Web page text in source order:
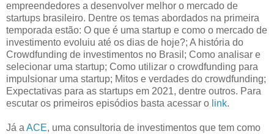
empreendedores a desenvolver melhor o mercado de
startups brasileiro. Dentre os temas abordados na primeira
temporada estão: O que é uma startup e como o mercado de
investimento evoluiu até os dias de hoje?; A história do
Crowdfunding de investimentos no Brasil; Como analisar e
selecionar uma startup; Como utilizar o crowdfunding para
impulsionar uma startup; Mitos e verdades do crowdfunding;
Expectativas para as startups em 2021, dentre outros. Para
escutar os primeiros episódios basta acessar o link.
Já aACE, uma consultoria de investimentos que tem como